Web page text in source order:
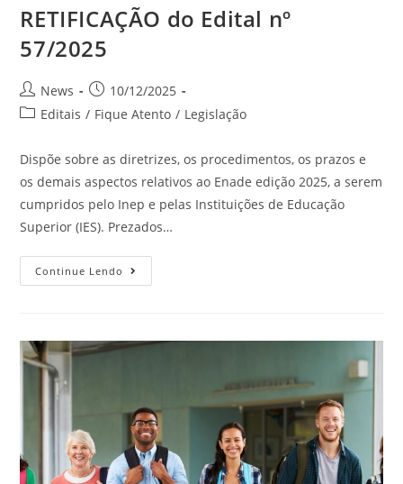
RETIFICAÇÃO do Edital nº
57/2025
News
10/12/2025
Editais / Fique Atento / Legislação
Dispõe sobre as diretrizes, os procedimentos, os prazos e
os demais aspectos relativos ao Enade edição 2025, a serem
cumpridos pelo Inep e pelas Instituições de Educação
Superior (IES). Prezados…
Continue Lendo